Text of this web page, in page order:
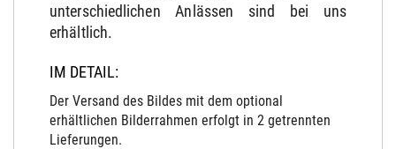
unterschiedlichen Anlässen sind bei uns
erhältlich.
IM DETAIL:
Der Versand des Bildes mit dem optional
erhältlichen Bilderrahmen erfolgt in 2 getrennten
Lieferungen.